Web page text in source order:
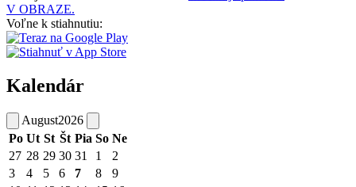
V OBRAZE.
Voľne k stiahnutiu:
Kalendár
August2026
Po Ut St Št Pia So Ne
27 28 29 30 31 1
2
3
4 5 6 7 8
9